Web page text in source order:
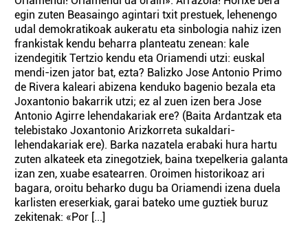
egin zuten Beasaingo agintari txit prestuek, lehenengo
udal demokratikoak aukeratu eta sinbologia nahiz izen
frankistak kendu beharra planteatu zenean: kale
izendegitik Tertzio kendu eta Oriamendi utzi: euskal
mendi-izen jator bat, ezta? Balizko Jose Antonio Primo
de Rivera kaleari abizena kenduko bagenio bezala eta
Joxantonio bakarrik utzi; ez al zuen izen bera Jose
Antonio Agirre lehendakariak ere? (Baita Ardantzak eta
telebistako Joxantonio Arizkorreta sukaldari-
lehendakariak ere). Barka nazatela erabaki hura hartu
zuten alkateek eta zinegotziek, baina txepelkeria galanta
izan zen, xuabe esatearren. Oroimen historikoaz ari
bagara, oroitu beharko dugu ba Oriamendi izena duela
karlisten ereserkiak, garai bateko ume guztiek buruz
zekitenak: «Por [...]